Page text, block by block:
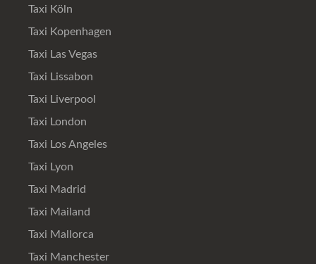
Taxi Köln
Taxi Kopenhagen
Taxi Las Vegas
Taxi Lissabon
Taxi Liverpool
Taxi London
Taxi Los Angeles
Taxi Lyon
Taxi Madrid
Taxi Mailand
Taxi Mallorca
Taxi Manchester